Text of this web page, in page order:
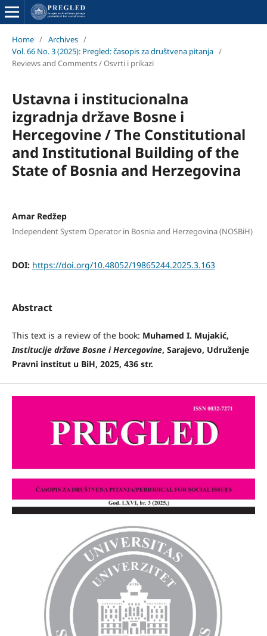
Home / Archives /
Vol. 66 No. 3 (2025): Pregled: časopis za društvena pitanja /
Reviews and Comments / Osvrti i prikazi
Ustavna i institucionalna
izgradnja države Bosne i
Hercegovine / The Constitutional
and Institutional Building of the
State of Bosnia and Herzegovina
Amar Redžep
Independent System Operator in Bosnia and Herzegovina (NOSBiH)
DOI: https://doi.org/10.48052/19865244.2025.3.163
Abstract
This text is a review of the book: Muhamed I. Mujakić,
Institucije države Bosne i Hercegovine, Sarajevo, Udruženje
Pravni institut u BiH, 2025, 436 str.